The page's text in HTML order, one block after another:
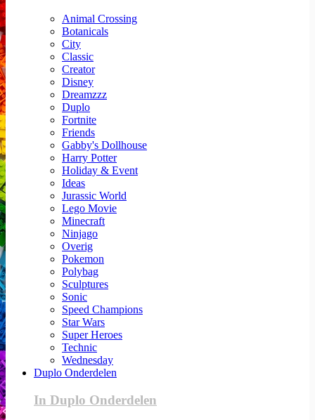
Animal Crossing
Botanicals
City
Classic
Creator
Disney
Dreamzzz
Duplo
Fortnite
Friends
Gabby's Dollhouse
Harry Potter
Holiday & Event
Ideas
Jurassic World
Lego Movie
Minecraft
Ninjago
Overig
Pokemon
Polybag
Sculptures
Sonic
Speed Champions
Star Wars
Super Heroes
Technic
Wednesday
Duplo Onderdelen
In Duplo Onderdelen